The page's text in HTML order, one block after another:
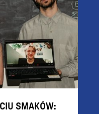
SMAKÓW: